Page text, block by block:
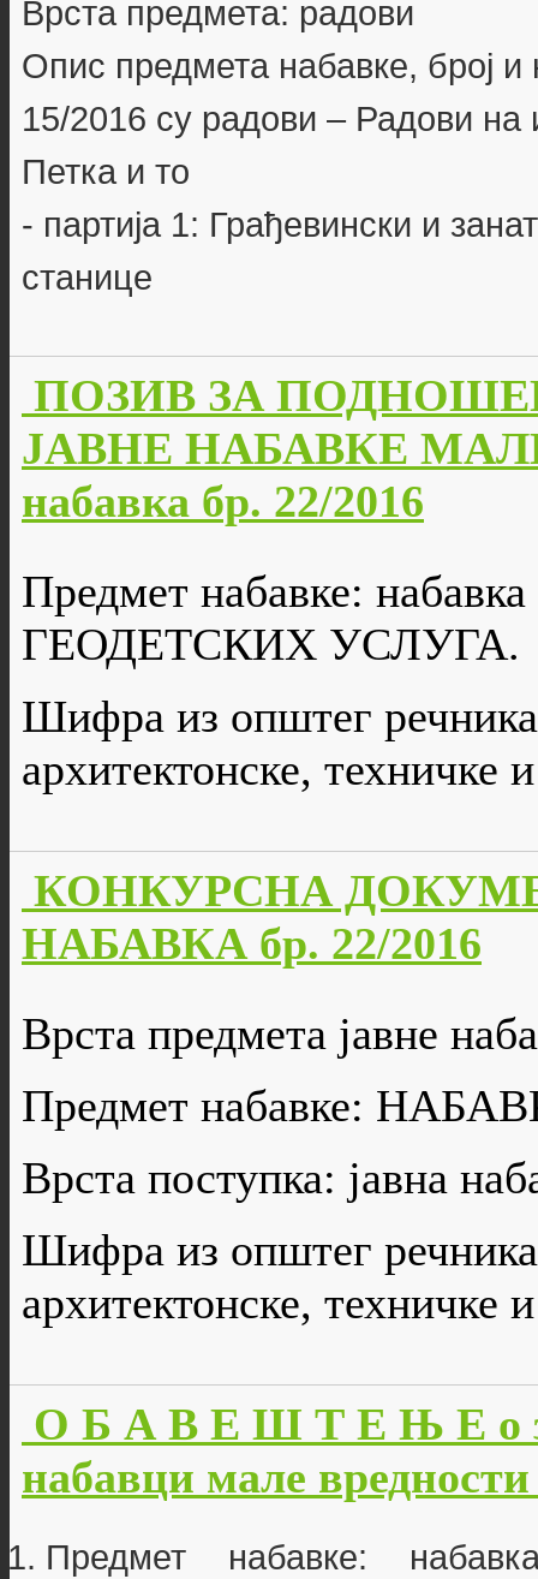
Врста предмета: радови
Опис предмета набавке, број и
15/2016 су радови – Радови
Петка и то
- партија 1: Грађевински и
станице
ПОЗИВ ЗА
ЈАВНЕ НАБАВКЕ
набавка бр. 22/2016
Предмет набавке:
ГЕОДЕТСКИХ УСЛУГА.
Шифра из општег
архитектонске, техничке
КОНКУРСНА
НАБАВКА бр. 22/2016
Врста предмета јавне
Предмет набавке:
Врста поступка: јавна
Шифра из општег
архитектонске, техничке
О Б А В Е Ш Т Е Њ Е о
набавци мале
Предмет набавке: